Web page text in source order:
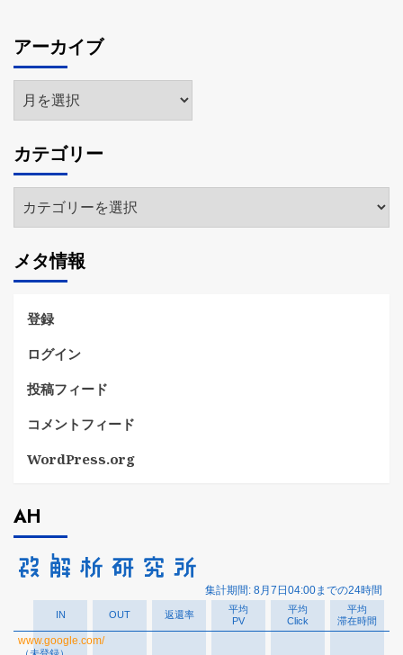
アーカイブ
ア
ー
イ
ブ
カテゴリー
テ
リ
ー
メタ情報
登録
ログイン
投稿フィード
コメントフィード
WordPress.org
AH